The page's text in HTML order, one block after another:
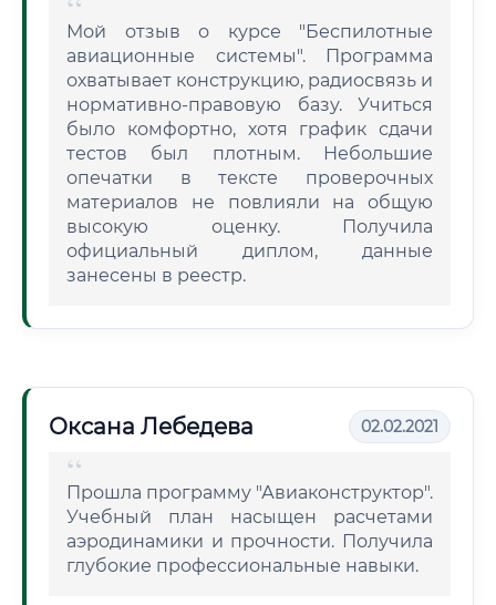
Мой отзыв о курсе "Беспилотные
авиационные системы". Программа
охватывает конструкцию, радиосвязь и
нормативно-правовую базу. Учиться
было комфортно, хотя график сдачи
тестов был плотным. Небольшие
опечатки в тексте проверочных
материалов не повлияли на общую
высокую оценку. Получила
официальный диплом, данные
занесены в реестр.
Оксана Лебедева 02.02.2021
Прошла программу "Авиаконструктор".
Учебный план насыщен расчетами
аэродинамики и прочности. Получила
глубокие профессиональные навыки.